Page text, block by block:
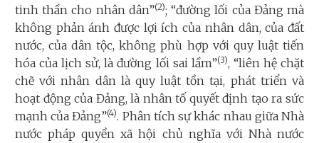
tinh thần cho nhân dân”(2); “đường lối của Đảng mà
không phản ánh được lợi ích của nhân dân, của đất
nước, của dân tộc, không phù hợp với quy luật tiến
hóa của lịch sử, là đường lối sai lầm”(3), “liên hệ chặt
chẽ với nhân dân là quy luật tồn tại, phát triển và
hoạt động của Đảng, là nhân tố quyết định tạo ra sức
mạnh của Đảng”(4). Phân tích sự khác nhau giữa Nhà
nước pháp quyền xã hội chủ nghĩa với Nhà nước